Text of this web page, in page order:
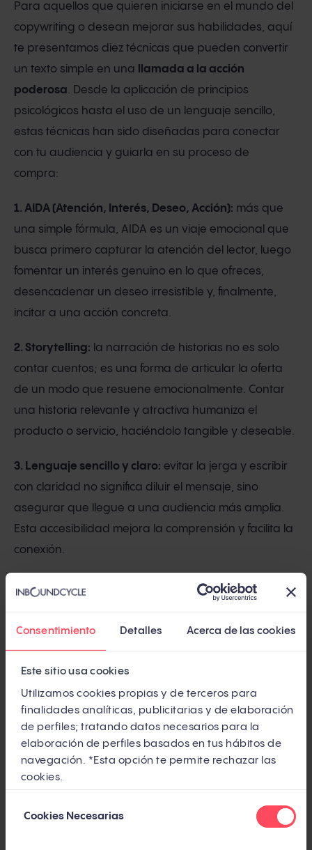
Consentimiento Detalles Acerca de las cookies
Este sitio usa cookies
Utilizamos cookies propias y de terceros para
finalidades analíticas, publicitarias y de elaboración
de perfiles; tratando datos necesarios para la
elaboración de perfiles basados en tus hábitos de
navegación. *Esta opción te permite rechazar las
cookies.
deCookies Necesarias
Para aquellos que quieren iniciarse en el mundo del
copywriting o desean mejorar sus habilidades, aquí
te presentamos diez técnicas que pueden convertir
un texto simple en una
llamada a la acción
poderosa. Desde la aplicación de principios
psicológicos hasta el uso de un lenguaje sencillo,
estas técnicas han sido diseñadas para conectar
con tu audiencia y guiarla en su proceso de
compra:
1. AIDA (Atención, Interés, Deseo, Acción): más que
una simple fórmula, AIDA es un viaje emocional que
busca primero capturar la atención del lector, luego
fomentar un interés genuino en lo que ofreces,
desencadenar un deseo irresistible y, finalmente,
incitar a una acción concreta.
2. Storytelling: la narración de historias no es solo
contar cuentos; es una forma de articular la oferta
de un modo que resuene emocionalmente. Contar
una historia relevante y atractiva humaniza el
producto o servicio, haciéndolo tangible y deseable.
3. Lenguaje sencillo y claro: evitar la jerga y escribir
con claridad no significa diluir el mensaje, sino
asegurar que llegue a una audiencia más amplia.
Esta accesibilidad mejora la comprensión y facilita la
conexión.
4. Técnica de escasez:
más que un truco de venta, la
sensación real de urgencia (como "últimas unidades
disponibles") impulsa a los lectores a tomar una
decisión rápida y meditada.
5. Enfatizar beneficios sobre características:
características hablan del producto; los beneficios
hablan al cliente. Resaltar cómo las características
enriquecen la vida del consumidor transforma una
6. Prueba social:los testimonios y referencias no son